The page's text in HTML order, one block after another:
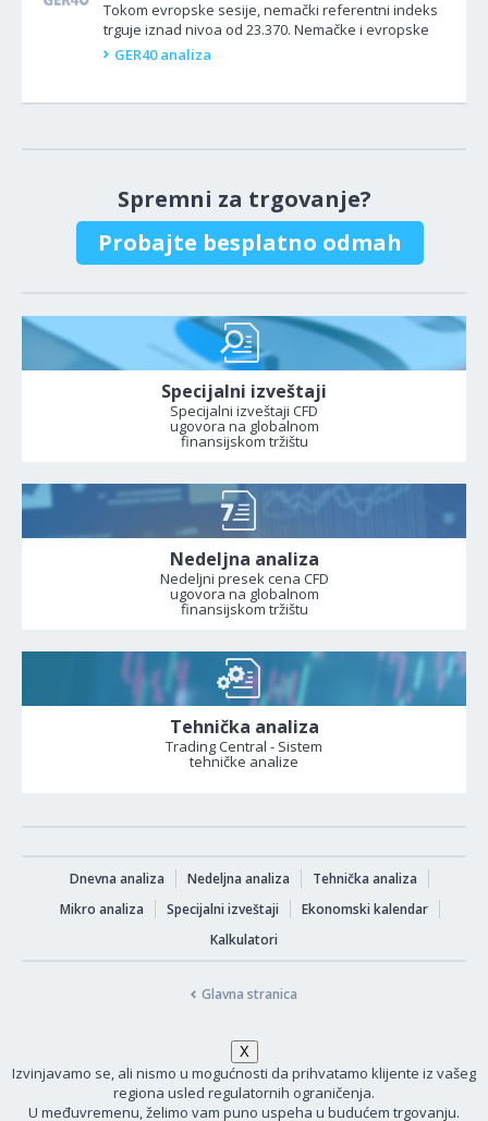
Tokom evropske sesije, nemački referentni indeks
trguje iznad nivoa od 23.370. Nemačke i evropske
akcije zabeležile su blagi rast u ranim satima
GER40 analiza
Spremni za trgovanje?
Probajte besplatno odmah
Specijalni izveštaji
Specijalni izveštaji CFD
ugovora na globalnom
finansijskom tržištu
Nedeljna analiza
Nedeljni presek cena CFD
ugovora na globalnom
finansijskom tržištu
Tehnička analiza
Trading Central - Sistem
tehničke analize
Dnevna analiza Nedeljna analiza
Tehnička analiza
Mikro analiza
Specijalni izveštaji
Ekonomski kalendar
Kalkulatori
Glavna stranica
Izvinjavamo se, ali nismo u mogućnosti da prihvatamo klijente iz vašeg
regiona usled regulatornih ograničenja.
U međuvremenu, želimo vam puno uspeha u budućem trgovanju.